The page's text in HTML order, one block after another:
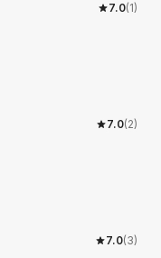
7.0(1)
7.0(2)
7.0(3)